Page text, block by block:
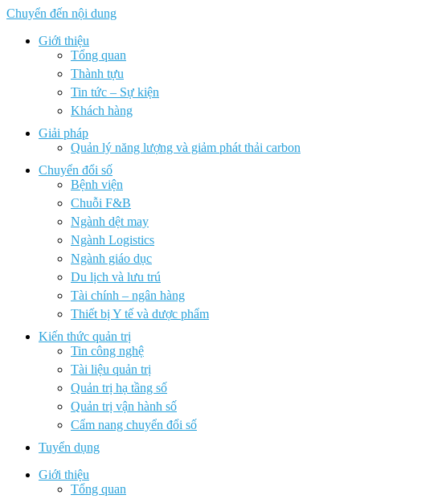
Chuyển đến nội dung
Giới thiệu
Tổng quan
Thành tựu
Tin tức – Sự kiện
Khách hàng
Giải pháp
Quản lý năng lượng và giảm phát thải carbon
Chuyển đổi số
Bệnh viện
Chuỗi F&B
Ngành dệt may
Ngành Logistics
Ngành giáo dục
Du lịch và lưu trú
Tài chính – ngân hàng
Thiết bị Y tế và dược phẩm
Kiến thức quản trị
Tin công nghệ
Tài liệu quản trị
Quản trị hạ tầng số
Quản trị vận hành số
Cẩm nang chuyển đổi số
Tuyển dụng
Giới thiệu
Tổng quan